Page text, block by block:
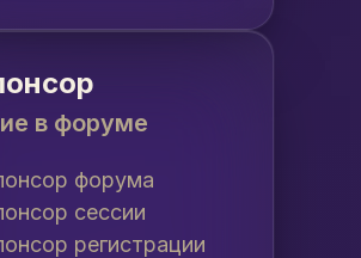
в форуме
форума
сессии
регистрации